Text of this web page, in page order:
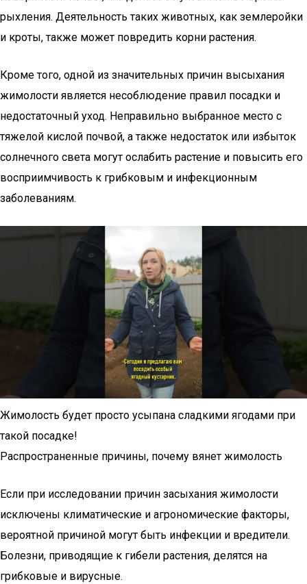
рыхления. Деятельность таких животных, как землеройки
и кроты, также может повредить корни растения.
Кроме того, одной из значительных причин высыхания
жимолости является несоблюдение правил посадки и
недостаточный уход. Неправильно выбранное место с
тяжелой кислой почвой, а также недостаток или избыток
солнечного света могут ослабить растение и повысить его
восприимчивость к грибковым и инфекционным
заболеваниям.
Жимолость будет просто усыпана сладкими ягодами при
такой посадке!
Распространенные причины, почему вянет жимолость
Если при исследовании причин засыхания жимолости
исключены климатические и агрономические факторы,
вероятной причиной могут быть инфекции и вредители.
Болезни, приводящие к гибели растения, делятся на
грибковые и вирусные.